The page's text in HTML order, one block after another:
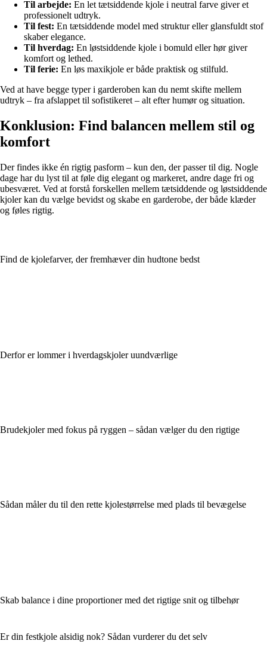
Til arbejde: En let tætsiddende kjole i neutral farve giver et
professionelt udtryk.
Til fest: En tætsiddende model med struktur eller glansfuldt stof
skaber elegance.
Til hverdag: En løstsiddende kjole i bomuld eller hør giver
komfort og lethed.
Til ferie: En løs maxikjole er både praktisk og stilfuld.
Ved at have begge typer i garderoben kan du nemt skifte mellem
udtryk – fra afslappet til sofistikeret – alt efter humør og situation.
Konklusion: Find balancen mellem stil og
komfort
Der findes ikke én rigtig pasform – kun den, der passer til dig. Nogle
dage har du lyst til at føle dig elegant og markeret, andre dage fri og
ubesværet. Ved at forstå forskellen mellem tætsiddende og løstsiddende
kjoler kan du vælge bevidst og skabe en garderobe, der både klæder
og føles rigtig.
Find de kjolefarver, der fremhæver din hudtone bedst
Derfor er lommer i hverdagskjoler uundværlige
Brudekjoler med fokus på ryggen – sådan vælger du den rigtige
Sådan måler du til den rette kjolestørrelse med plads til bevægelse
Skab balance i dine proportioner med det rigtige snit og tilbehør
Er din festkjole alsidig nok? Sådan vurderer du det selv